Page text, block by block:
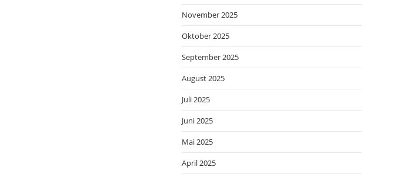
November 2025
Oktober 2025
September 2025
August 2025
Juli 2025
Juni 2025
Mai 2025
April 2025